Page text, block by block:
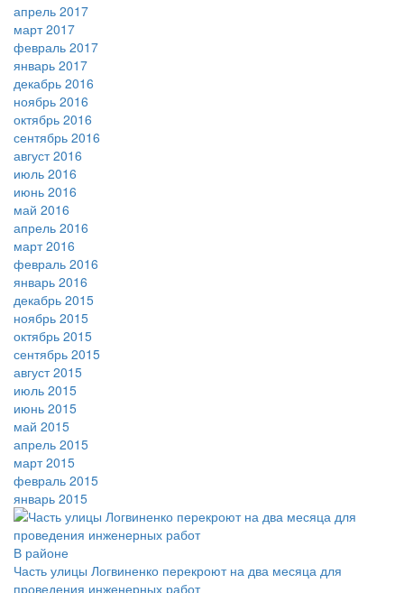
апрель 2017
март 2017
февраль 2017
январь 2017
декабрь 2016
ноябрь 2016
октябрь 2016
сентябрь 2016
август 2016
июль 2016
июнь 2016
май 2016
апрель 2016
март 2016
февраль 2016
январь 2016
декабрь 2015
ноябрь 2015
октябрь 2015
сентябрь 2015
август 2015
июль 2015
июнь 2015
май 2015
апрель 2015
март 2015
февраль 2015
январь 2015
В районе
Часть улицы Логвиненко перекроют на два месяца для
проведения инженерных работ